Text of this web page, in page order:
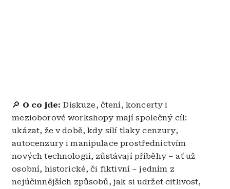
🔎 O co jde: Diskuze, čtení, koncerty i
mezioborové workshopy mají společný cíl:
ukázat, že v době, kdy sílí tlaky cenzury,
autocenzury i manipulace prostřednictvím
nových technologií, zůstávají příběhy – ať už
osobní, historické, či fiktivní – jedním z
nejúčinnějších způsobů, jak si udržet citlivost,